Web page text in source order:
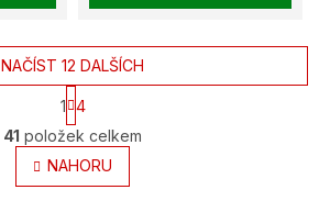
O
v
l
á
NAČÍST 12 DALŠÍCH
S
t
r
á
n
k
1 4
41 položek celkem
NAHORU